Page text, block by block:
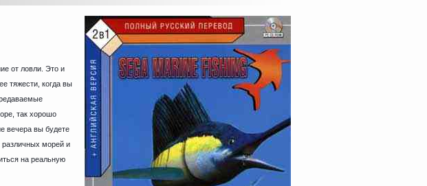
от ловли. Это и
тяжести, когда вы
так хорошо
вечера вы будете
различных морей и
на реальную